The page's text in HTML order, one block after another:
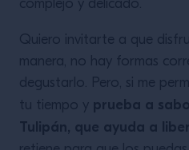
complejo y delicado.
Quiero invitarte a que
manera, no hay formas
degustarlo. Pero, si me
tu tiempo y prueba a
Tulipán, que ayuda a